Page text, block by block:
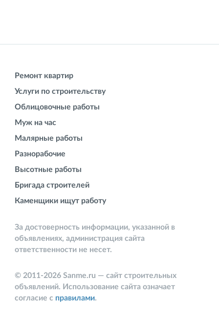
Ремонт квартир
Услуги по строительству
Облицовочные работы
Муж на час
Малярные работы
Разнорабочие
Высотные работы
Бригада строителей
Каменщики ищут работу
За достоверность информации, указанной в
объявлениях, администрация сайта
ответственности не несет.
© 2011-2026 Sanme.ru — сайт строительных
объявлений. Использование сайта означает
согласие с правилами.